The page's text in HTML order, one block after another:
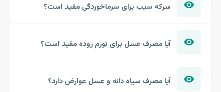
سرکه سیب برای سرماخوردگی مفید است؟
آیا مصرف عسل برای تورم روده مفید است؟
آیا مصرف سیاه دانه و عسل عوارض دارد؟